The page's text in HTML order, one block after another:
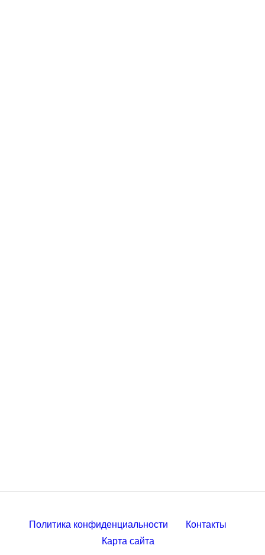
Политика конфиденциальности
Контакты
Карта сайта